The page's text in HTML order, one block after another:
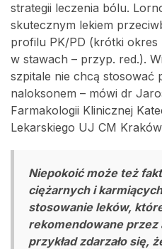
strategii leczenia bólu.
skutecznym lekiem
profilu PK/PD (krótki okres
w stawach – przyp. red.).
szpitale nie chcą stosować
naloksonem – mówi dr
Farmakologii Klinicznej
Lekarskiego UJ CM
Niepokoić może też
ciężarnych i
stosowanie leków,
rekomendowane
przykład zdarzało się,